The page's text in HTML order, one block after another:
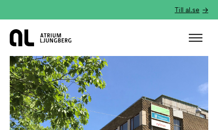
Till al.se
Hem